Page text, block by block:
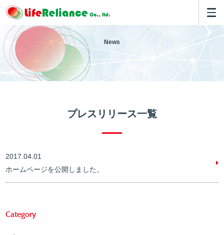
News
プレスリリース一覧
2017.04.01
ホームページを公開しました。
Category